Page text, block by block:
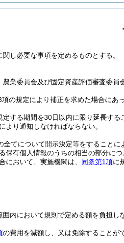
関し必要な事項を定めるものとする。
業委員会及び固定資産評価審査委員
の規定により補正を求めた場合にあ
定する期間を30日以内に限り延長する
り通知しなければならない。
てについて開示決定等をすることに
保有個人情報のうちの相当の部分につ
において、実施機関は、 同条第1項に
内において規則で定める額を負担し
の費用を減額し、又は免除することが